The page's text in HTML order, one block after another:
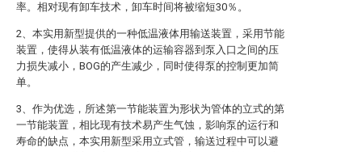
率。相对现有卸车技术，卸车时间将被缩短30％。
2、本实用新型提供的一种低温液体用输送装置，采用节能
装置，使得从装有低温液体的运输容器到泵入口之间的压
力损失减小，BOG的产生减少，同时使得泵的控制更加简
单。
3、作为优选，所述第一节能装置为形状为管体的立式的第
一节能装置，相比现有技术易产生气蚀，影响泵的运行和
寿命的缺点，本实用新型采用立式管，输送过程中可以避